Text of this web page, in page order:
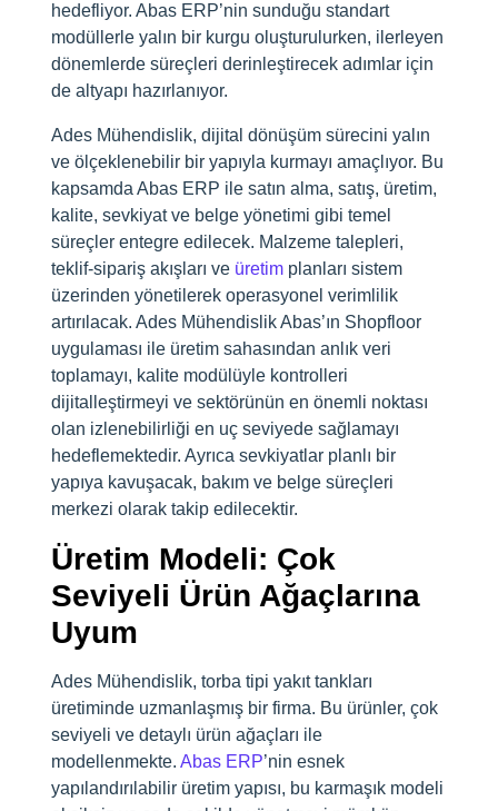
hedefliyor. Abas ERP’nin sunduğu standart
modüllerle yalın bir kurgu oluşturulurken, ilerleyen
dönemlerde süreçleri derinleştirecek adımlar için
de altyapı hazırlanıyor.
Ades Mühendislik, dijital dönüşüm sürecini yalın
ve ölçeklenebilir bir yapıyla kurmayı amaçlıyor. Bu
kapsamda Abas ERP ile satın alma, satış, üretim,
kalite, sevkiyat ve belge yönetimi gibi temel
süreçler entegre edilecek. Malzeme talepleri,
teklif-sipariş akışları ve üretim planları sistem
üzerinden yönetilerek operasyonel verimlilik
artırılacak. Ades Mühendislik Abas’ın Shopfloor
uygulaması ile üretim sahasından anlık veri
toplamayı, kalite modülüyle kontrolleri
dijitalleştirmeyi ve sektörünün en önemli noktası
olan izlenebilirliği en uç seviyede sağlamayı
hedeflemektedir. Ayrıca sevkiyatlar planlı bir
yapıya kavuşacak, bakım ve belge süreçleri
merkezi olarak takip edilecektir.
Üretim Modeli: Çok
Seviyeli Ürün Ağaçlarına
Uyum
Ades Mühendislik, torba tipi yakıt tankları
üretiminde uzmanlaşmış bir firma. Bu ürünler, çok
seviyeli ve detaylı ürün ağaçları ile
modellenmekte. Abas ERP’nin esnek
yapılandırılabilir üretim yapısı, bu karmaşık modeli